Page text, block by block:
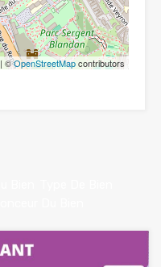
| ©OpenStreetMapcontributors